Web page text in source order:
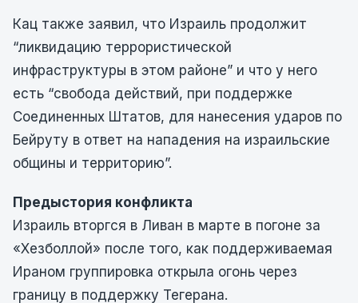
Кац также заявил, что Израиль продолжит
“ликвидацию террористической
инфраструктуры в этом районе” и что у него
есть “свобода действий, при поддержке
Соединенных Штатов, для нанесения ударов по
Бейруту в ответ на нападения на израильские
общины и территорию”.
Предыстория конфликта
Израиль вторгся в Ливан в марте в погоне за
«Хезболлой» после того, как поддерживаемая
Ираном группировка открыла огонь через
границу в поддержку Тегерана.